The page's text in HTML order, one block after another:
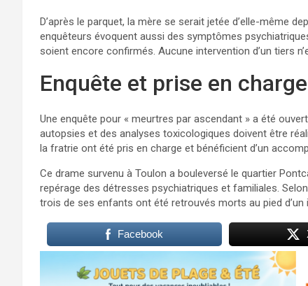
D’après le parquet, la mère se serait jetée d’elle-même
enquêteurs évoquent aussi des symptômes
soient encore confirmés. Aucune intervention d’un tiers
Enquête et prise en charge
Une enquête pour « meurtres par ascendant » a été
autopsies et des analyses toxicologiques doivent être
la fratrie ont été pris en charge et bénéficient d’un
Ce drame survenu à Toulon a bouleversé le quartier
repérage des détresses psychiatriques et familiales.
trois de ses enfants ont été retrouvés morts au pied
Facebook